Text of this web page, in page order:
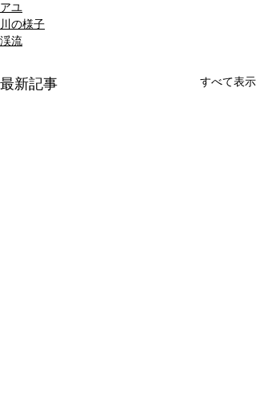
アユ
川の様子
渓流
最新記事 すべて表示